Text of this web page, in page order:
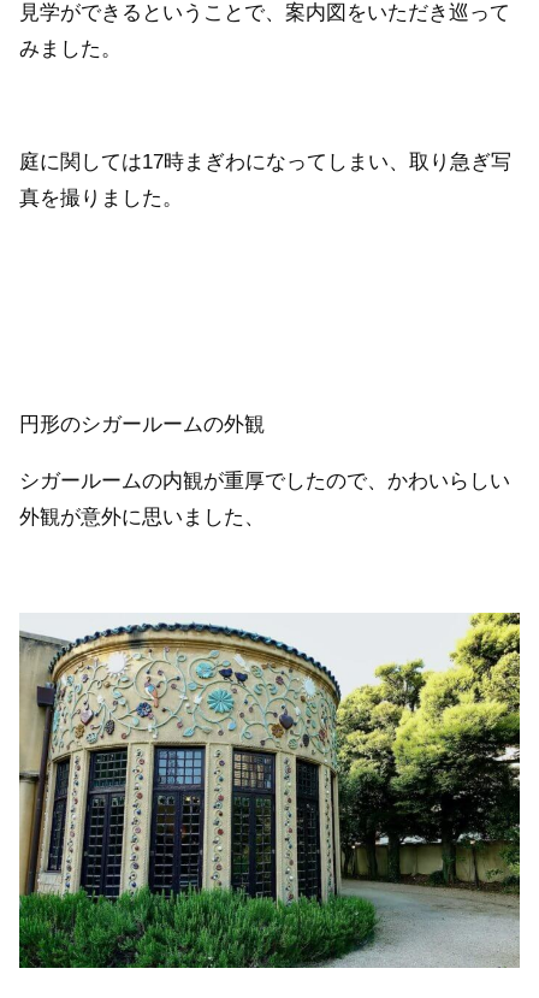
見学ができるということで、案内図をいただき巡って
みました。
庭に関しては17時まぎわになってしまい、取り急ぎ写
真を撮りました。
円形のシガールームの外観
シガールームの内観が重厚でしたので、かわいらしい
外観が意外に思いました、